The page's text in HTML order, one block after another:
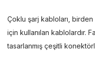
Çoklu şarj kabloları, birden
için kullanılan kablolardır.
tasarlanmış çeşitli